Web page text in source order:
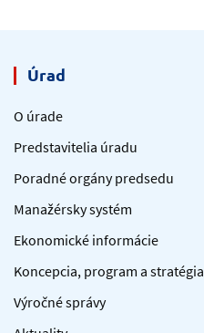
Úrad
O úrade
Predstavitelia úradu
Poradné orgány predsedu
Manažérsky systém
Ekonomické informácie
Koncepcia, program a stratégia
Výročné správy